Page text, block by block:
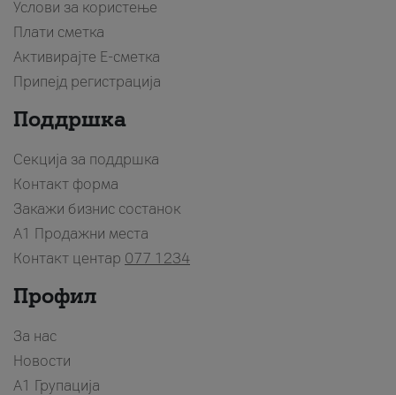
Услови за користење
Плати сметка
Активирајте Е-сметка
Припејд регистрација
Поддршка
Секција за поддршка
Контакт форма
Закажи бизнис состанок
A1 Продажни места
Контакт центар 077 1234
Профил
За нас
Новости
А1 Групација